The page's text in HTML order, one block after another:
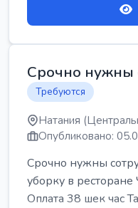
Срочно нужны
Требуются
Натания
Опубликовано:
Срочно нужны
уборку в
Оплата 38 шек час